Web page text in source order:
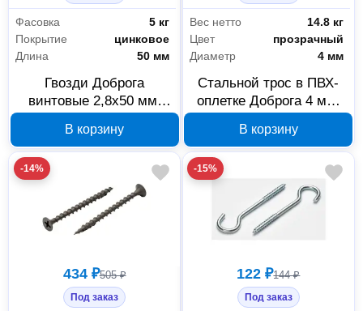
Фасовка
5 кг
Покрытие
цинковое
Длина
50 мм
Гвозди Доброга
винтовые 2,8х50 мм,
В корзину
Вес нетто
14.8 кг
Цвет
прозрачный
Диаметр
4 мм
Стальной трос в ПВХ-
оплетке Доброга 4 мм,
В корзину
-14%
434 ₽505 ₽
Под заказ
-15%
122 ₽144 ₽
Под заказ